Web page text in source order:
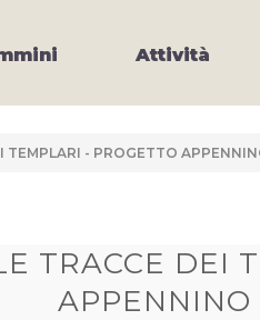
Attività
TEMPLARI - PROGETTO
TRACCE DEI
APPENNINO